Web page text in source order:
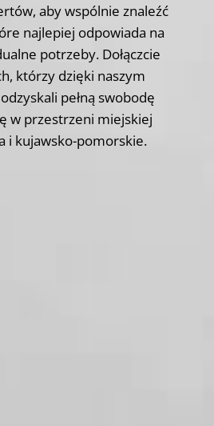
aby wspólnie znaleźć
najlepiej odpowiada na
potrzeby. Dołączcie
którzy dzięki naszym
pełną swobodę
w przestrzeni miejskiej
i kujawsko-pomorskie.